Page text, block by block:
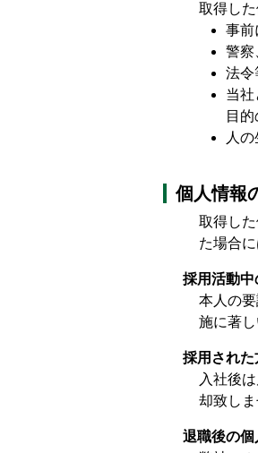
取得し
事前
警察
法令
当
目
人
個人情報
取得し
た場合
採用活動
本人の
施に著
採用され
入社後
却致し
退職後の個